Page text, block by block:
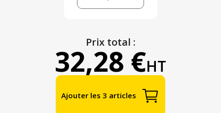
Prix total :
32,28 €HT
Ajouter les 3 articles